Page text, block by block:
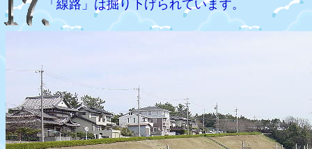
「線路」は掘り下げられています。